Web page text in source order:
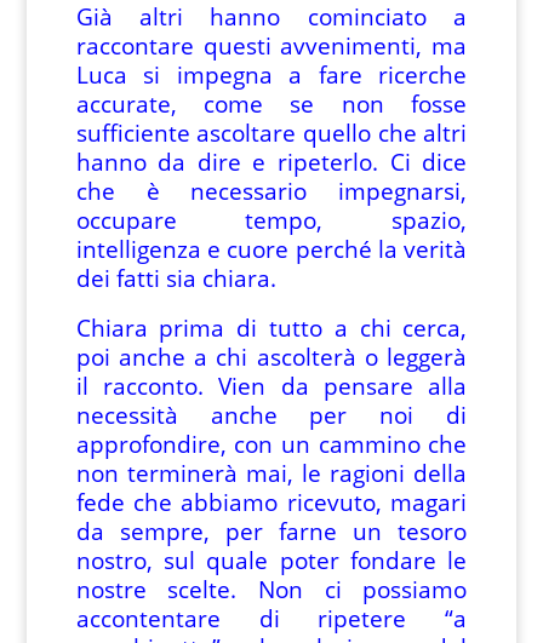
Già altri hanno cominciato a
raccontare questi avvenimenti, ma
Luca si impegna a fare ricerche
accurate, come se non fosse
sufficiente ascoltare quello che altri
hanno da dire e ripeterlo. Ci dice
che è necessario impegnarsi,
occupare tempo, spazio,
intelligenza e cuore perché la verità
dei fatti sia chiara.
Chiara prima di tutto a chi cerca,
poi anche a chi ascolterà o leggerà
il racconto. Vien da pensare alla
necessità anche per noi di
approfondire, con un cammino che
non terminerà mai, le ragioni della
fede che abbiamo ricevuto, magari
da sempre, per farne un tesoro
nostro, sul quale poter fondare le
nostre scelte. Non ci possiamo
accontentare di ripetere “a